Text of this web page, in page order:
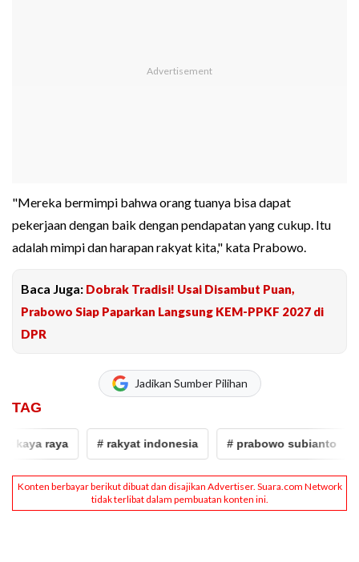
"Mereka bermimpi bahwa orang tuanya bisa dapat
pekerjaan dengan baik dengan pendapatan yang cukup. Itu
adalah mimpi dan harapan rakyat kita," kata Prabowo.
Baca Juga: Dobrak Tradisi! Usai Disambut Puan,
Prabowo Siap Paparkan Langsung KEM-PPKF 2027 di
DPR
Jadikan Sumber Pilihan
TAG
kaya raya # rakyat indonesia # prabowo subianto